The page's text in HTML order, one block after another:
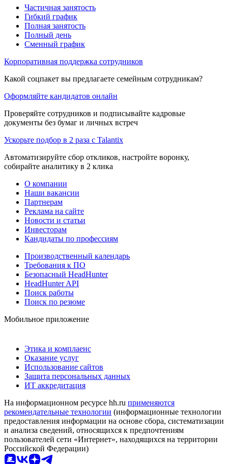
Частичная занятость
Гибкий график
Полная занятость
Полный день
Сменный график
Корпоративная поддержка сотрудников
Какой соцпакет вы предлагаете семейным сотрудникам?
Оформляйте кандидатов онлайн
Проверяйте сотрудников и подписывайте кадровые
документы без бумаг и личных встреч
Ускорьте подбор в 2 раза с Talantix
Автоматизируйте сбор откликов, настройте воронку,
собирайте аналитику в 2 клика
О компании
Наши вакансии
Партнерам
Реклама на сайте
Новости и статьи
Инвесторам
Кандидаты по профессиям
Производственный календарь
Требования к ПО
Безопасный HeadHunter
HeadHunter API
Поиск работы
Поиск по резюме
Мобильное приложение
Этика и комплаенс
Оказание услуг
Использование сайтов
Защита персональных данных
ИТ аккредитация
На информационном ресурсе hh.ru применяются
рекомендательные технологии (информационные технологии
предоставления информации на основе сбора, систематизации
и анализа сведений, относящихся к предпочтениям
пользователей сети «Интернет», находящихся на территории
Российской Федерации)